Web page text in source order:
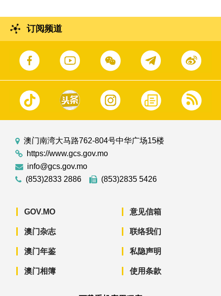
订阅频道
澳门南湾大马路762-804号中华广场15楼
https://www.gcs.gov.mo
info@gcs.gov.mo
(853)2833 2886
(853)2835 5426
GOV.MO
澳门杂志
澳门年鉴
澳门相簿
意见信箱
联络我们
私隐声明
使用条款